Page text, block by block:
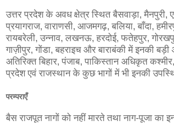
उत्तर प्रदेश के अवध क्षेत्र स्थित बैसवाड़ा, मैनपुरी,
प्रयागराज, वाराणसी, आजमगढ़, बलिया, बाँदा,
रायबरेली, उन्नाव, लखनऊ, हरदोई, फतेहपुर,
गाज़ीपुर, गोंडा, बहराइच और बाराबंकी में इनकी
अतिरिक्त बिहार, पंजाब, पाकिस्तान अधिकृत
प्रदेश एवं राजस्थान के कुछ भागों में भी इनकी
परम्पराएँ
बैस राजपूत नागों को नहीं मारते तथा नाग-पूजा का